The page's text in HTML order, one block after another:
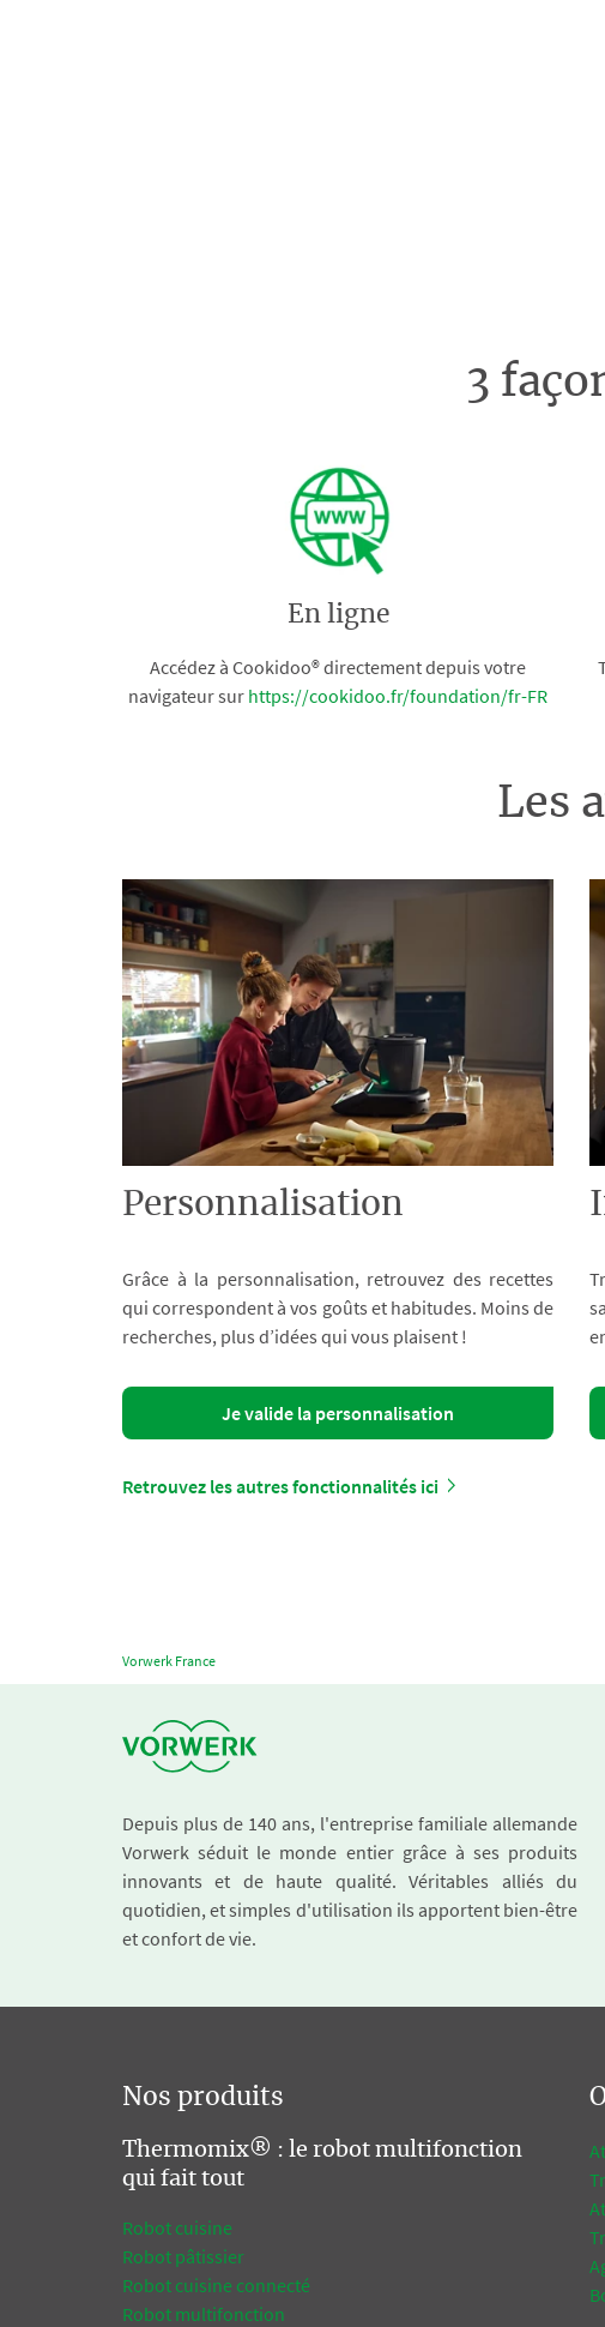
3
En ligne
Accédez à Cookidoo® directement depuis votre
navigateur sur https://cookidoo.fr/foundation/fr-FR
Les
Personnalisation
Grâce à la personnalisation, retrouvez des recettes
qui correspondent à vos goûts et habitudes. Moins de
recherches, plus d’idées qui vous plaisent !
Je valide la personnalisation
Retrouvez les autres fonctionnalités ici
Vorwerk France
Depuis plus de 140 ans, l'entreprise familiale allemande
Vorwerk séduit le monde entier grâce à ses produits
innovants et de haute qualité. Véritables alliés du
quotidien, et simples d'utilisation ils apportent bien-être
et confort de vie.
Nos produits
Thermomix® : le robot multifonction
qui fait tout
Robot cuisine
Robot pâtissier
Robot cuisine connecté
Robot multifonction